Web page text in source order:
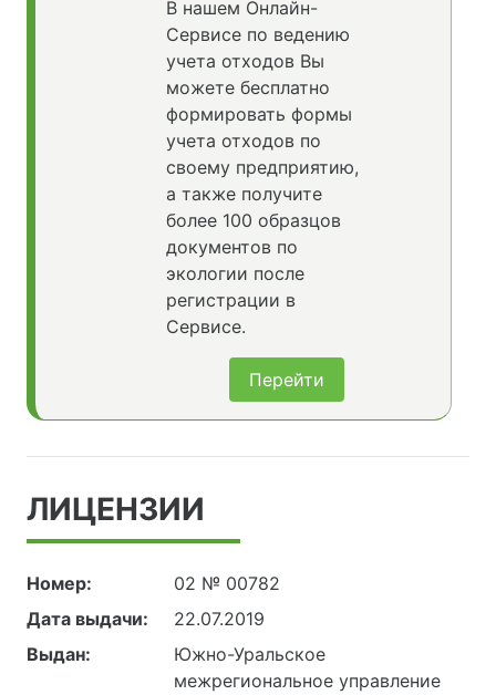
В нашем Онлайн-
Сервисе по ведению
учета отходов Вы
можете бесплатно
формировать формы
учета отходов по
своему предприятию,
а также получите
более 100 образцов
документов по
экологии после
регистрации в
Сервисе.
Перейти
ЛИЦЕНЗИИ
Номер:
02 № 00782
Дата выдачи:
22.07.2019
Выдан:
Южно-Уральское
межрегиональное управление